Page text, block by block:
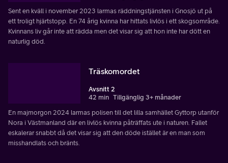
Sent en kväll i november 2023 larmas räddningstjänsten i Gnosjö ut på
ett troligt hjärtstopp. En 74 årig kvinna har hittats livlös i ett skogsområde.
Kvinnans liv går inte att rädda men det visar sig att hon inte har dött en
naturlig död.
Träskomordet
Avsnitt 2
42 min Tillgänglig 3+ månader
En majmorgon 2024 larmas polisen till det lilla samhället Gyttorp utanför
Nora i Västmanland där en livlös kvinna påträffats ute i naturen. Fallet
eskalerar snabbt då det visar sig att den döde istället är en man som
misshandlats och bränts.